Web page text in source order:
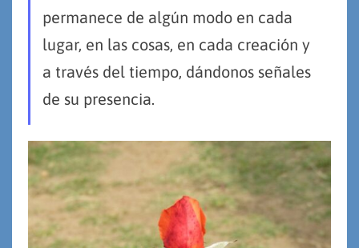
permanece de algún modo en cada
lugar, en las cosas, en cada creación y
a través del tiempo, dándonos señales
de su presencia.